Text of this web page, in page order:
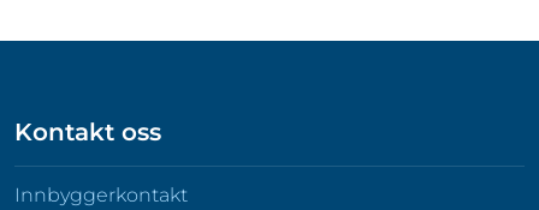
Kontakt oss
Innbyggerkontakt